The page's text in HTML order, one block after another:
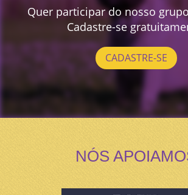
Quer participar do nosso
Cadastre-se
CADASTRE-SE
NÓS